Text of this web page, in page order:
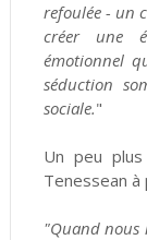
refoulée - un
créer une
émotionnel
séduction
sociale."
Un peu
Tenessean à
"Quand nous